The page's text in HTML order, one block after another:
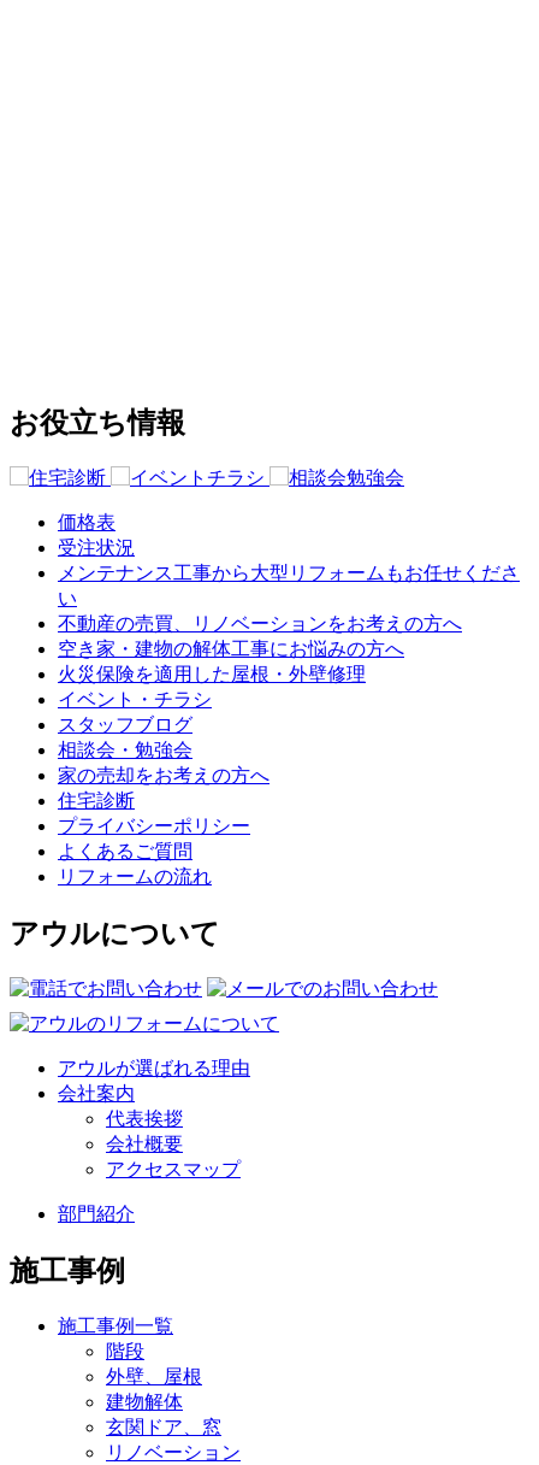
お役立ち情報
価格表
受注状況
メンテナンス工事から大型リフォームもお任せくださ
い
不動産の売買、リノベーションをお考えの方へ
空き家・建物の解体工事にお悩みの方へ
火災保険を適用した屋根・外壁修理
イベント・チラシ
スタッフブログ
相談会・勉強会
家の売却をお考えの方へ
住宅診断
プライバシーポリシー
よくあるご質問
リフォームの流れ
アウルについて
アウルが選ばれる理由
会社案内
代表挨拶
会社概要
アクセスマップ
部門紹介
施工事例
施工事例一覧
階段
外壁、屋根
建物解体
玄関ドア、窓
リノベーション